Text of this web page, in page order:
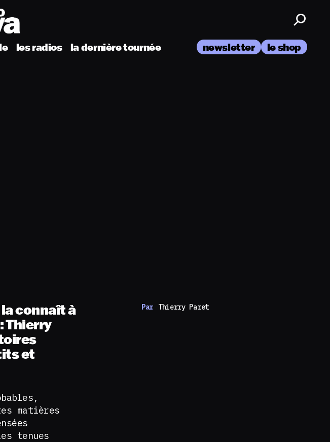
les radios la dernière tournée newsletter le shop
connaît à
Thierry
et
matières
tenues
Par Thierry Paret